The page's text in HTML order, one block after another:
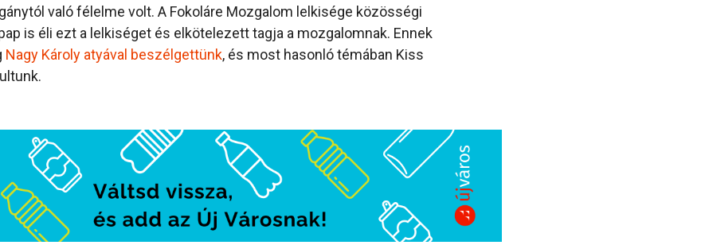
való félelme volt. A Fokoláre Mozgalom lelkisége közösségi
is éli ezt a lelkiséget és elkötelezett tagja a mozgalomnak. Ennek
Nagy Károly atyával beszélgettünk, és most hasonló témában Kiss